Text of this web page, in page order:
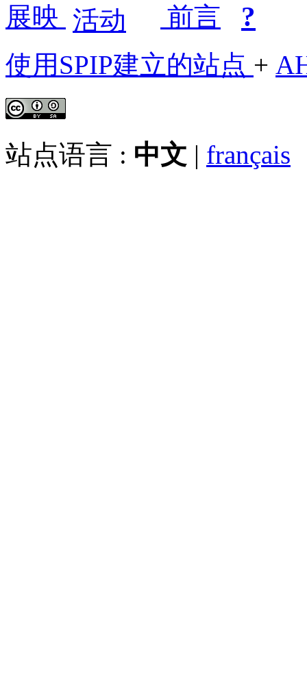
展映 前言 ?
使用SPIP建立的站点 +
站点语言 : 中文 | français